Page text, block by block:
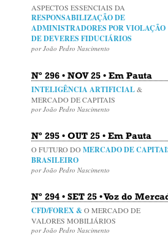
ASPECTOS ESSENCIAIS DA
RESPONSABILIZAÇÃO DE
ADMINISTRADORES POR VIOLAÇÃO
DE DEVERES FIDUCIÁRIOS
por João Pedro Nascimento
Nº 296 • NOV 25 • Em Pauta
INTELIGÊNCIA ARTIFICIAL&
MERCADO DE CAPITAIS
por João Pedro Nascimento
Nº 295 • OUT 25 • Em Pauta
O FUTURO DOMERCADO DE
BRASILEIRO
por João Pedro Nascimento
Nº 294 • SET 25 • Voz do
CFD/FOREX &O MERCADO DE
VALORES MOBILIÁRIOS
por João Pedro Nascimento